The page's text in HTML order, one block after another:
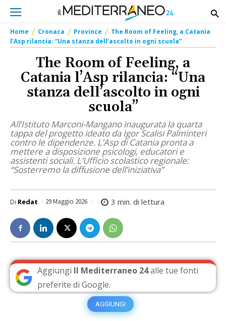
Home Cronaca Province
The Room of Feeling, a Catania
l’Asp rilancia: “Una stanza dell’ascolto in ogni scuola”
The Room of Feeling, a
Catania l’Asp rilancia: “Una
stanza dell’ascolto in ogni
scuola”
All’Istituto Marconi-Mangano inaugurata la quarta
tappa del progetto ideato da Igor Scalisi Palminteri
contro le dipendenze. L’Asp di Catania pronta a
mettere a disposizione psicologi, educatori e
assistenti sociali. L’Ufficio scolastico regionale:
“Sosterremo la diffusione dell’iniziativa”
Di Redat 29 Maggio 2026 3 min. di lettura
Aggiungi Il Mediterraneo 24alle tue fonti
preferite di Google.
AGGIUNGI